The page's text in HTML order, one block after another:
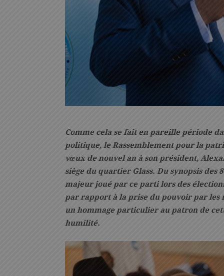
Comme cela se fait en pareille période
politique, le Rassemblement pour la
vœux de nouvel an à son président,
siège du quartier Glass. Du synopsis des
majeur joué par ce parti lors des
par rapport à la prise du pouvoir par
un hommage particulier au patron de
humilité.